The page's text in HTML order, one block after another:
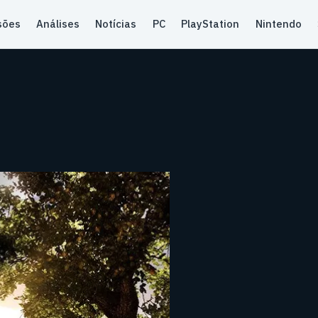
Análises Notícias PC PlayStation Nintendo